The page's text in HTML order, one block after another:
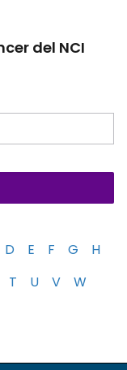
del NCI
D E F G
H
T U V
W